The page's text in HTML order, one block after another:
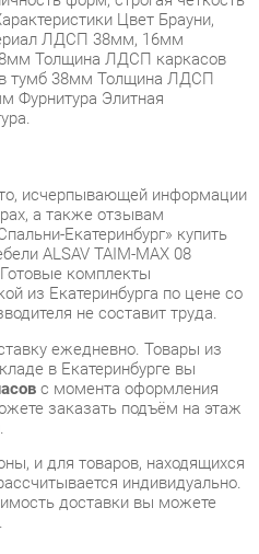
Элитная
исчерпывающей информации
а также отзывам
Екатеринбург» купить
ALSAV TAIM-MAX 08
комплекты
из Екатеринбурга по цене со
не составит труда.
ежедневно. Товары из
в Екатеринбурге вы
с момента оформления
заказать подъём на этаж
и для товаров, находящихся
индивидуально.
доставки вы можете
в доставку, а также в
заказа вы можете
об отказе от покупки.
готовые комплекты
Если Вы